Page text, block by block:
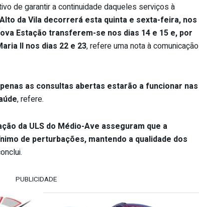
de garantir a continuidade daqueles serviços à
da Vila decorrerá esta quinta e sexta-feira, nos
Estação transferem-se nos dias 14 e 15 e, por
II nos dias 22 e 23, refere uma nota à comunicação
as consultas abertas estarão a funcionar nas
, refere.
da ULS do Médio-Ave asseguram que a
de perturbações, mantendo a qualidade dos
PUBLICIDADE